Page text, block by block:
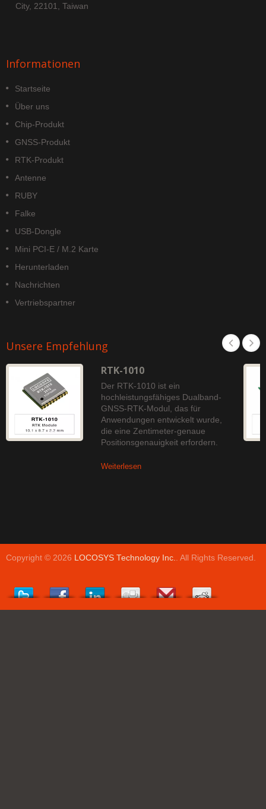
City, 22101, Taiwan
Informationen
Startseite
Über uns
Chip-Produkt
GNSS-Produkt
RTK-Produkt
Antenne
RUBY
Falke
USB-Dongle
Mini PCI-E / M.2 Karte
Herunterladen
Nachrichten
Vertriebspartner
Unsere Empfehlung
RTK-1010
Der RTK-1010 ist ein
hochleistungsfähiges Dualband-
GNSS-RTK-Modul, das für
Anwendungen entwickelt wurde,
die eine Zentimeter-genaue
Positionsgenauigkeit erfordern.
Weiterlesen
Copyright © 2026 LOCOSYS Technology Inc.. All Rights Reserved.